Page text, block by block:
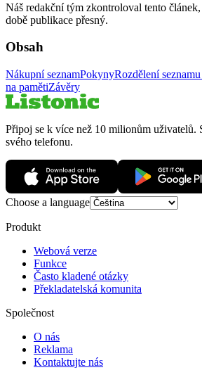
Náš redakční tým zkontroloval tento
době publikace přesný.
Obsah
Nákupní seznamPokynyRozdělení
na pamětiZávěry
Připoj se k více než 10 milionům uživatelů.
svého telefonu.
Choose a language
Produkt
Webová verze
Funkce
Často kladené otázky
Překladatelská komunita
Společnost
O nás
Reklama
Kontaktujte nás